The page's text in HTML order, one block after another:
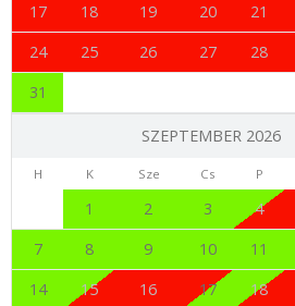
17
18 19 20 21
24
25 26 27 28
31
SZEPTEMBER 2026
H K Sze Cs P
1 2 3 4
7
8 9 10 11
14
15 16 17 18